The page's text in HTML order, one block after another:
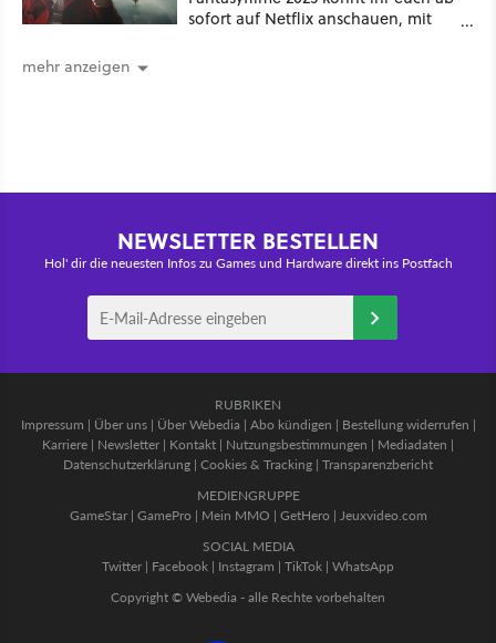
sofort auf Netflix anschauen, mit
mehr anzeigen
NEWSLETTER BESTELLEN
Hol' dir die neuesten Infos zu Games und Hardware direkt ins Postfach
RUBRIKEN
Impressum | Über uns| Über Webedia | Abo kündigen | Bestellung widerrufen |
Karriere | Newsletter | Kontakt | Nutzungsbestimmungen | Mediadaten |
Datenschutzerklärung | Cookies & Tracking | Transparenzbericht
MEDIENGRUPPE
GameStar| GamePro | Mein MMO | GetHero | Jeuxvideo.com
SOCIAL MEDIA
Twitter | Facebook | Instagram | TikTok | WhatsApp
Copyright © Webedia - alle Rechte vorbehalten